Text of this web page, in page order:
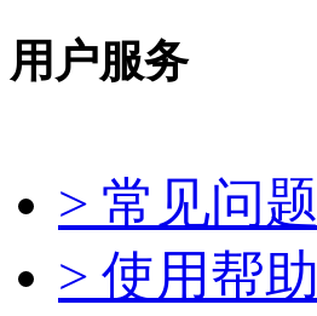
用户服务
> 常见问题
> 使用帮助